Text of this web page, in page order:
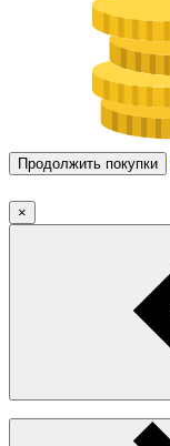
Продолжить покупки
×